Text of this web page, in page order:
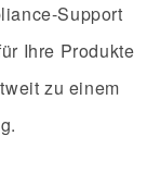
Support
Ihre Produkte
zu einem